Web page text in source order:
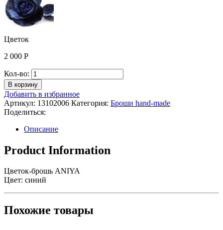
Цветок
2 000 Р
Кол-во: Количество
Цветок
В корзину
Добавить в избранное
Артикул: 13102006 Категория: Броши hand-made
Поделиться:
Описание
Product Information
Цветок-брошь ANIYA
Цвет: синий
Похожие товары